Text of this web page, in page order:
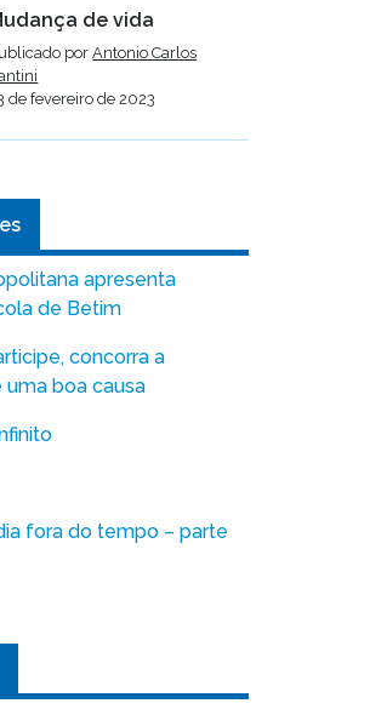
de vida
porAntonio Carlos
de fevereiro de 2023
apresenta
de Betim
concorra a
boa causa
fora do tempo – parte